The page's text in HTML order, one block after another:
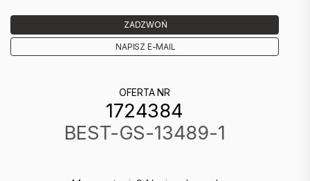
www.bestate.com.pl
Oferta wysłana z systemu Galactica Virgo
ZADZWOŃ
NAPISZ E-MAIL
OFERTA NR
1724384
BEST-GS-13489-1